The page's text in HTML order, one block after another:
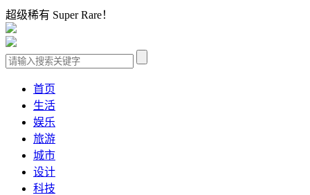
超级稀有 Super Rare！
首页
生活
娱乐
旅游
城市
设计
科技